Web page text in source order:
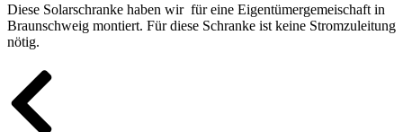
Diese Solarschranke haben wir für eine Eigentümergemeischaft in
Braunschweig montiert. Für diese Schranke ist keine Stromzuleitung
nötig.